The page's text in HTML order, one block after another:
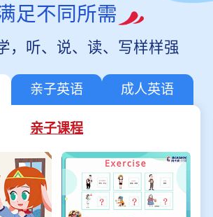
足不同所需
，听、说、读、写样样强
亲子英语 成人英语
亲子课程